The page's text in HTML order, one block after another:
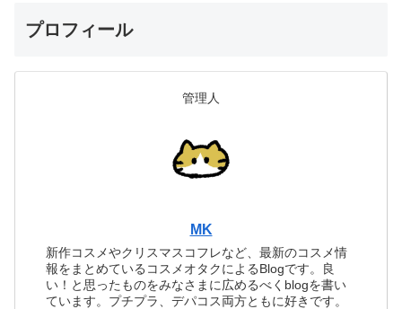
プロフィール
管理人
MK
新作コスメやクリスマスコフレなど、最新のコスメ情
報をまとめているコスメオタクによるBlogです。良
い！と思ったものをみなさまに広めるべくblogを書い
ています。プチプラ、デパコス両方ともに好きです。